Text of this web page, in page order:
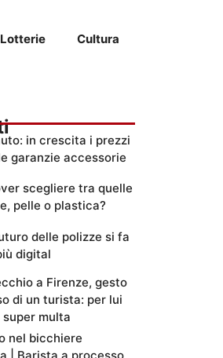
Cultura
in crescita i prezzi
garanzie accessorie
scegliere tra quelle
pelle o plastica?
delle polizze si fa
digital
a Firenze, gesto
di un turista: per lui
multa
nel bicchiere
| Barista a processo